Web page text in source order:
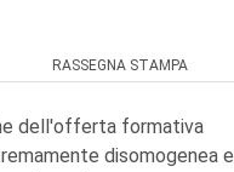
RASSEGNA STAMPA
dell'offerta formativa
disomogenea e